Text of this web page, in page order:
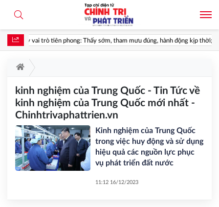
huy vai trò tiên phong: Thấy sớm, tham mưu đúng, hành động kịp thời;
kinh nghiệm của Trung Quốc - Tin Tức về
kinh nghiệm của Trung Quốc mới nhất -
Chinhtrivaphattrien.vn
Kinh nghiệm của Trung Quốc
trong việc huy động và sử dụng
hiệu quả các nguồn lực phục
vụ phát triển đất nước
11:12 16/12/2023